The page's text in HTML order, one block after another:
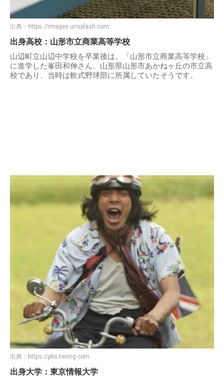
出典： https://images.unsplash.com
出身高校：山形市立商業高等学校
山辺町立山辺中学校を卒業後は、「山形市立商業高等学校」
に進学した峯田和伸さん。山形県山形市あかねヶ丘の市立高
校であり、当時は軟式野球部に所属していたそうです。
出典： https://pbs.twimg.com
出身大学：東京情報大学